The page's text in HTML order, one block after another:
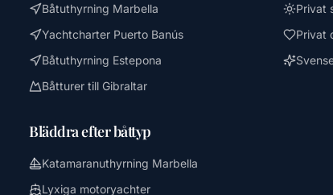
Båtuthyrning Marbella
Yachtcharter Puerto Banús
Båtuthyrning Estepona
Båtturer till Gibraltar
Bläddra efter båttyp
Katamaranuthyrning Marbella
Lyxiga motoryachter
Privat
Privat